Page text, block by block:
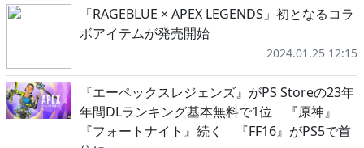
「RAGEBLUE × APEX LEGENDS」初となるコラ
ボアイテムが発売開始
2024.01.25 12:15
『エーペックスレジェンズ』がPS Storeの23年
年間DLランキング基本無料で1位 『原神』
『フォートナイト』続く 『FF16』がPS5で首